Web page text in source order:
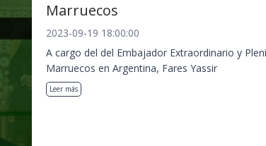
Marruecos
2023-09-19 18:00:00
A cargo del del Embajador Extraordinario y
Marruecos en Argentina, Fares Yassir
Leer más